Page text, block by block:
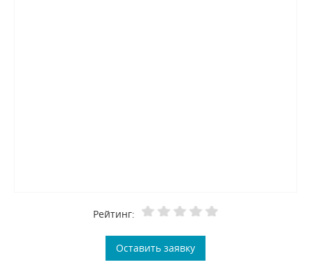
Рейтинг:
Оставить заявку